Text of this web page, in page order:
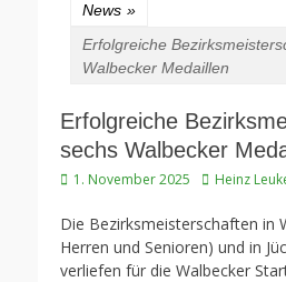
News »
Erfolgreiche
Walbecker Medaillen
Erfolgreiche
sechs Walbecker
Veröffentlicht
1. November 2025 Autor
Heinz
Die Bezirksmeisterschaften in
Herren und Senioren) und in
verliefen für die Walbecker